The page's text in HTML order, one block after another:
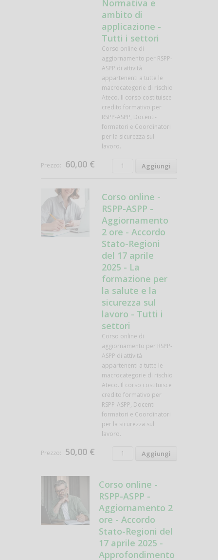
Normativa e
ambito di
applicazione -
Tutti i settori
Corso online di
aggiornamento per RSPP-
ASPP di attività
appartenenti a tutte le
macrocategorie di rischio
Ateco. Il corso costituisce
credito formativo per
RSPP-ASPP, Docenti-
formatori e Coordinatori
per la sicurezza sul
lavoro.
Prezzo: 60,00 €
Corso online -
RSPP-ASPP -
Aggiornamento
2 ore - Accordo
Stato-Regioni
del 17 aprile
2025 - La
formazione per
la salute e la
sicurezza sul
lavoro - Tutti i
settori
Corso online di
aggiornamento per RSPP-
ASPP di attività
appartenenti a tutte le
macrocategorie di rischio
Ateco. Il corso costituisce
credito formativo per
RSPP-ASPP, Docenti-
formatori e Coordinatori
per la sicurezza sul
lavoro.
Prezzo: 50,00 €
Corso online -
RSPP-ASPP -
Aggiornamento 2
ore - Accordo
Stato-Regioni del
17 aprile 2025 -
Approfondimento